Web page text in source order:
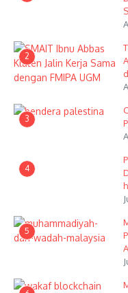
2
3
4
5